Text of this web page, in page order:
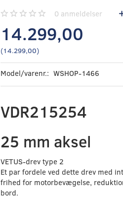
0 anmeldelser
14.299,00
(14.299,00)
Model/varenr.: WSHOP-1466
VDR215254
25 mm aksel
VETUS-drev type 2
Et par fordele ved dette drev med
frihed for motorbevægelse,
bord.